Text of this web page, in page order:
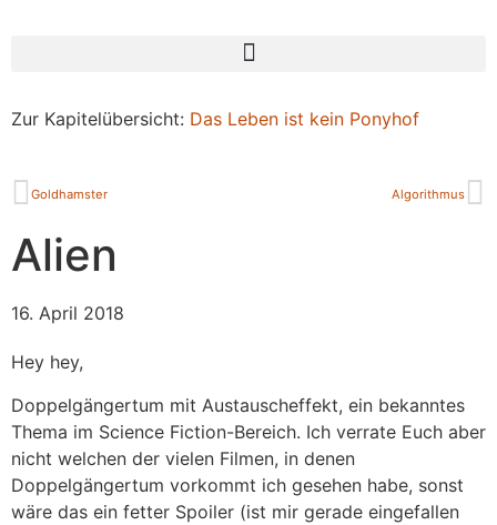
Zur Kapitelübersicht: Das Leben ist kein Ponyhof
Goldhamster Algorithmus
Alien
16. April 2018
Hey hey,
Doppelgängertum mit Austauscheffekt, ein bekanntes
Thema im Science Fiction-Bereich. Ich verrate Euch aber
nicht welchen der vielen Filmen, in denen
Doppelgängertum vorkommt ich gesehen habe, sonst
wäre das ein fetter Spoiler (ist mir gerade eingefallen